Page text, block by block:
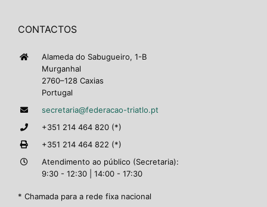
CONTACTOS
Alameda do Sabugueiro, 1-B
Murganhal
2760–128 Caxias
Portugal
secretaria@federacao-triatlo.pt
+351 214 464 820 (*)
+351 214 464 822 (*)
Atendimento ao público (Secretaria):
9:30 - 12:30 | 14:00 - 17:30
* Chamada para a rede fixa nacional